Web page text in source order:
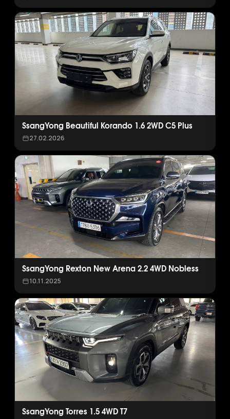
SsangYong Beautiful Korando 1.6 2WD C5 Plus
27.02.2026
SsangYong Rexton New Arena 2.2 4WD Nobless
10.11.2025
SsangYong Torres 1.5 4WD T7